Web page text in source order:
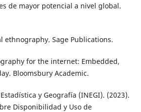
de mayor potencial a nivel global.
ethnography. Sage Publications.
for the internet: Embedded,
Bloomsbury Academic.
y Geografía (INEGI). (2023).
Disponibilidad y Uso de